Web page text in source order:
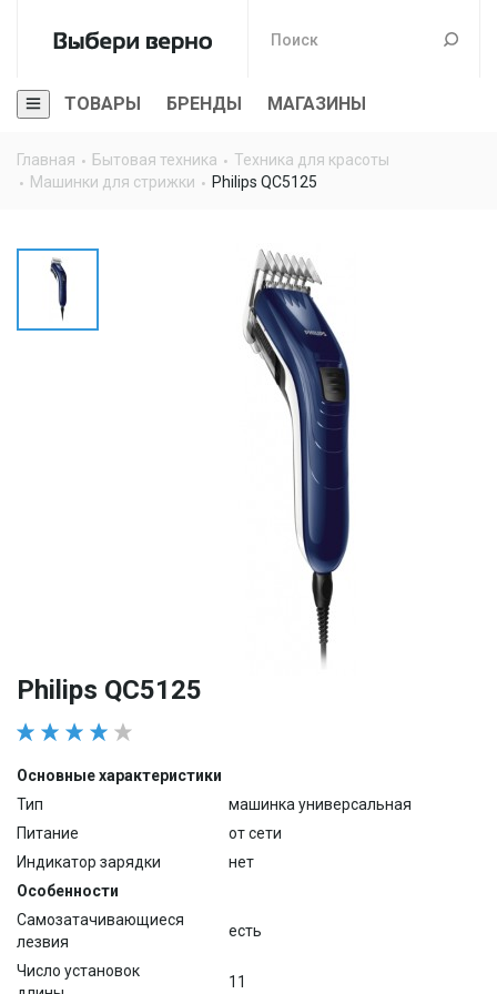
ТОВАРЫ БРЕНДЫ МАГАЗИНЫ
Главная Бытовая техника
Техника для красоты
Машинки для стрижки
Philips QC5125
Philips QC5125
Основные характеристики
Тип
машинка универсальная
Питание
от сети
Индикатор зарядки
нет
Особенности
Самозатачивающиеся
лезвия
есть
Число установок
11